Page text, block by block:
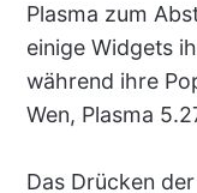
Plasma zum
einige Widgets
während ihre
Wen, Plasma
Das Drücken